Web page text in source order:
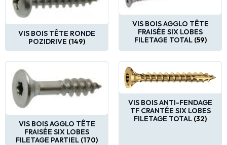
VIS BOIS TÊTE RONDE
POZIDRIVE (149)
VIS BOIS AGGLO TÊTE
FRAISÉE SIX LOBES
FILETAGE TOTAL (59)
VIS BOIS AGGLO TÊTE
FRAISÉE SIX LOBES
FILETAGE PARTIEL (170)
VIS BOIS ANTI-FENDAGE
TF CRANTÉE SIX LOBES
FILETAGE TOTAL (32)